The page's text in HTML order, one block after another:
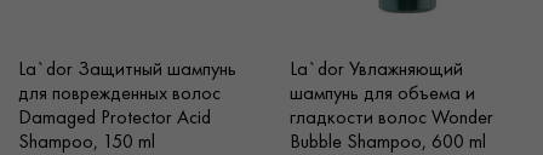
La`dor Защитный шампунь
для поврежденных волос
Damaged Protector Acid
Shampoo, 150 ml
La`dor Увлажняющий
шампунь для объема и
гладкости волос Wonder
Bubble Shampoo, 600 ml